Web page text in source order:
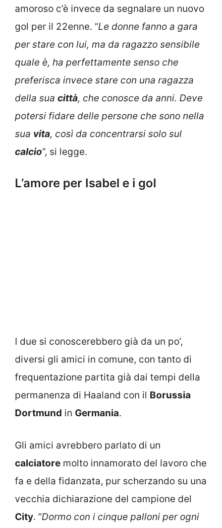
amoroso c’è invece da segnalare un nuovo
gol per il 22enne. “Le donne fanno a gara
per stare con lui, ma da ragazzo sensibile
quale è, ha perfettamente senso che
preferisca invece stare con una ragazza
della sua città, che conosce da anni. Deve
potersi fidare delle persone che sono nella
sua vita, così da concentrarsi solo sul
calcio“, si legge.
L’amore per Isabel e i gol
I due si conoscerebbero già da un po’,
diversi gli amici in comune, con tanto di
frequentazione partita già dai tempi della
permanenza di Haaland con il Borussia
Dortmund in Germania.
Gli amici avrebbero parlato di un
calciatore molto innamorato del lavoro che
fa e della fidanzata, pur scherzando su una
vecchia dichiarazione del campione del
City. “Dormo con i cinque palloni per ogni